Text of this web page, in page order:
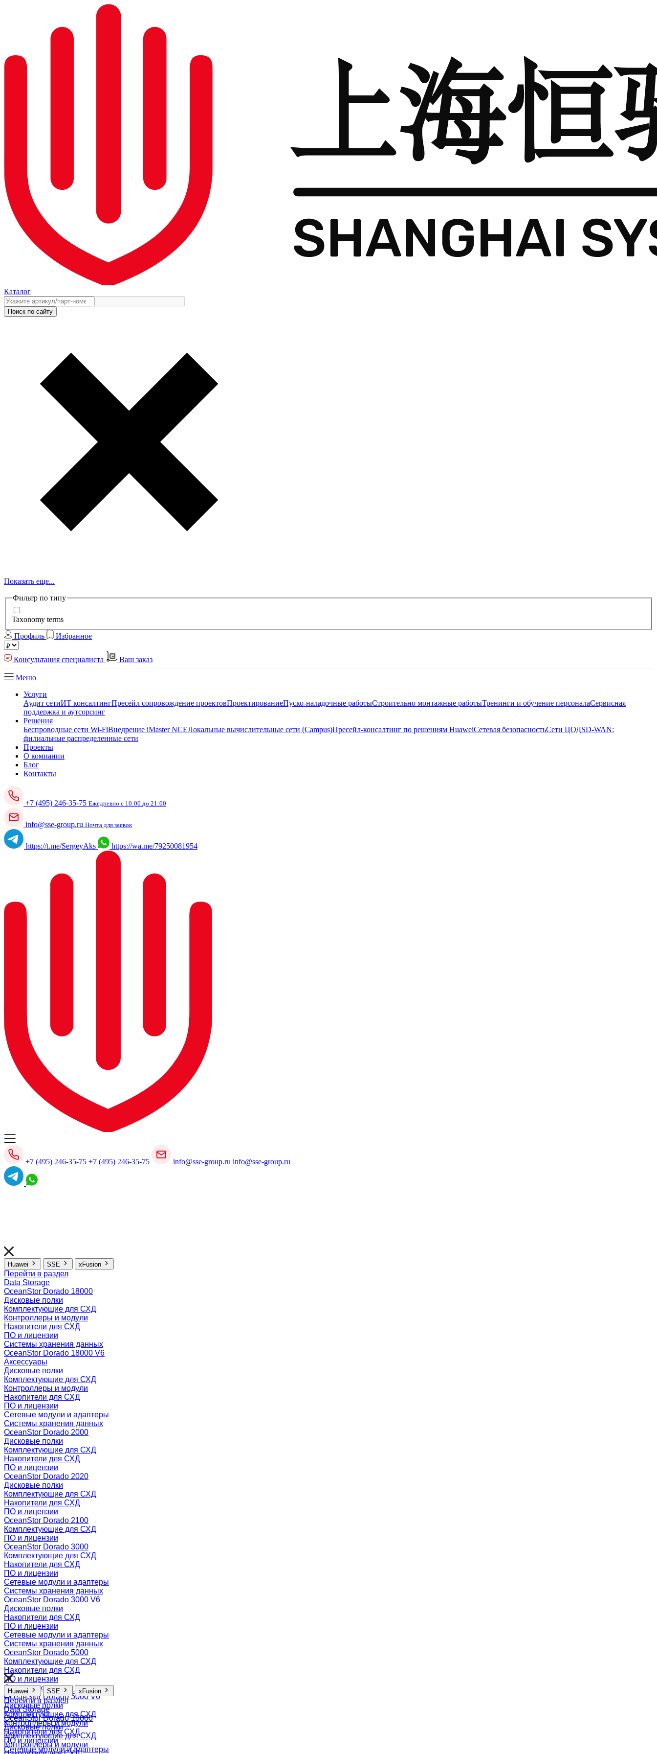
Каталог
Поиск по сайту
Показать еще...
Фильтр по типу
Taxonomy terms
Профиль
Избранное
Консультация специалиста Ваш заказ
Меню
Услуги
Аудит сетиИТ консалтингПресейл сопровождение проектовПроектированиеПуско-наладочные работыСтроительно монтажные работыТренинги и обучение персоналаСервисная
поддержка и аутсорсинг
Решения
Беспроводные сети Wi-FiВнедрение iMaster NCEЛокальные вычислительные сети (Campus)Пресейл-консалтинг по решениям HuaweiСетевая безопасностьСети ЦОДSD-WAN:
филиальные распределенные сети
Проекты
О компании
Блог
Контакты
+7 (495) 246-35-75 Ежедневно с 10:00 до 21:00
info@sse-group.ru Почта для заявок
https://t.me/SergeyAks https://wa.me/79250081954
+7 (495) 246-35-75 +7 (495) 246-35-75 info@sse-group.ru info@sse-group.ru
Huawei SSE xFusion
Перейти в раздел
Data Storage
OceanStor Dorado 18000
Дисковые полки
Комплектующие для СХД
Контроллеры и модули
Накопители для СХД
ПО и лицензии
Системы хранения данных
OceanStor Dorado 18000 V6
Аксессуары
Дисковые полки
Комплектующие для СХД
Контроллеры и модули
Накопители для СХД
ПО и лицензии
Сетевые модули и адаптеры
Системы хранения данных
OceanStor Dorado 2000
Дисковые полки
Комплектующие для СХД
Накопители для СХД
ПО и лицензии
OceanStor Dorado 2020
Дисковые полки
Комплектующие для СХД
Накопители для СХД
ПО и лицензии
OceanStor Dorado 2100
Комплектующие для СХД
ПО и лицензии
OceanStor Dorado 3000
Комплектующие для СХД
Накопители для СХД
ПО и лицензии
Сетевые модули и адаптеры
Системы хранения данных
OceanStor Dorado 3000 V6
Дисковые полки
Накопители для СХД
ПО и лицензии
Сетевые модули и адаптеры
Системы хранения данных
OceanStor Dorado 5000
Комплектующие для СХД
Накопители для СХД
ПО и лицензии
Системы хранения данных
OceanStor Dorado 5000 V6
Дисковые полки
Комплектующие для СХД
Контроллеры и модули
Накопители для СХД
ПО и лицензии
Сетевые модули и адаптеры
Huawei SSE xFusion
Перейти в раздел
Data Storage
OceanStor Dorado 18000
Дисковые полки
Комплектующие для СХД
Контроллеры и модули